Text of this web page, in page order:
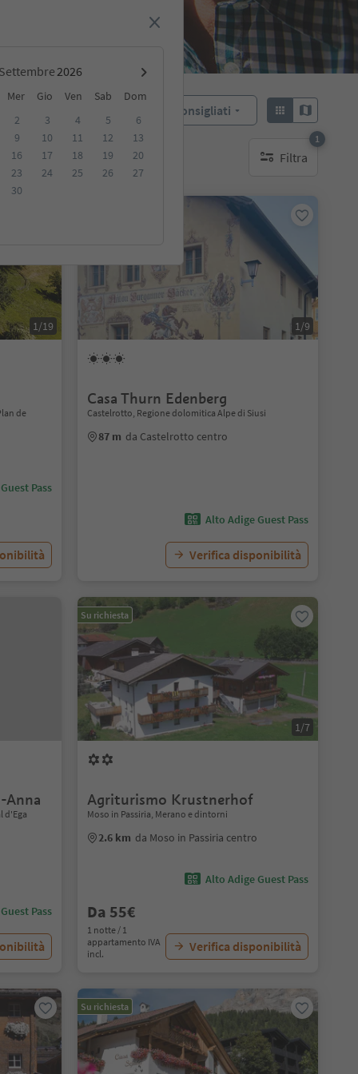
Mer Gio Ven Sab
Dom
2
3 4 5
6
9
10 11 12
13
16
17 18 19
20
23
24 25 26
27
30
Consigliati
Filtra
1
1 filtro attivo
1/19
de
Pass
1/9
Casa Thurn Edenberg
Castelrotto, Regione dolomitica Alpe di Siusi
87 m da Castelrotto centro
Alto Adige Guest Pass
Verifica disponibilità
Anna
d'Ega
Pass
Su richiesta
1/7
Agriturismo Krustnerhof
Moso in Passiria, Merano e dintorni
2.6 km da Moso in Passiria centro
Alto Adige Guest Pass
Da 55€
1 notte / 1
appartamento IVA
incl.
Verifica disponibilità
Su richiesta